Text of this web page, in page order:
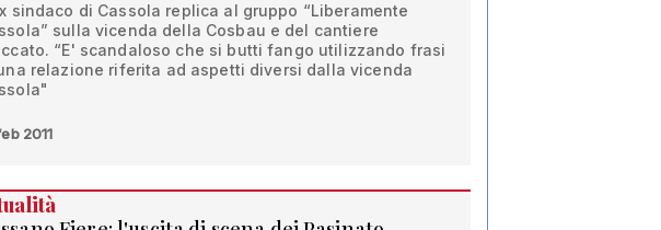
sindaco di Cassola replica al gruppo “Liberamente
sulla vicenda della Cosbau e del cantiere
“E' scandaloso che si butti fango utilizzando frasi
relazione riferita ad aspetti diversi dalla vicenda
2011